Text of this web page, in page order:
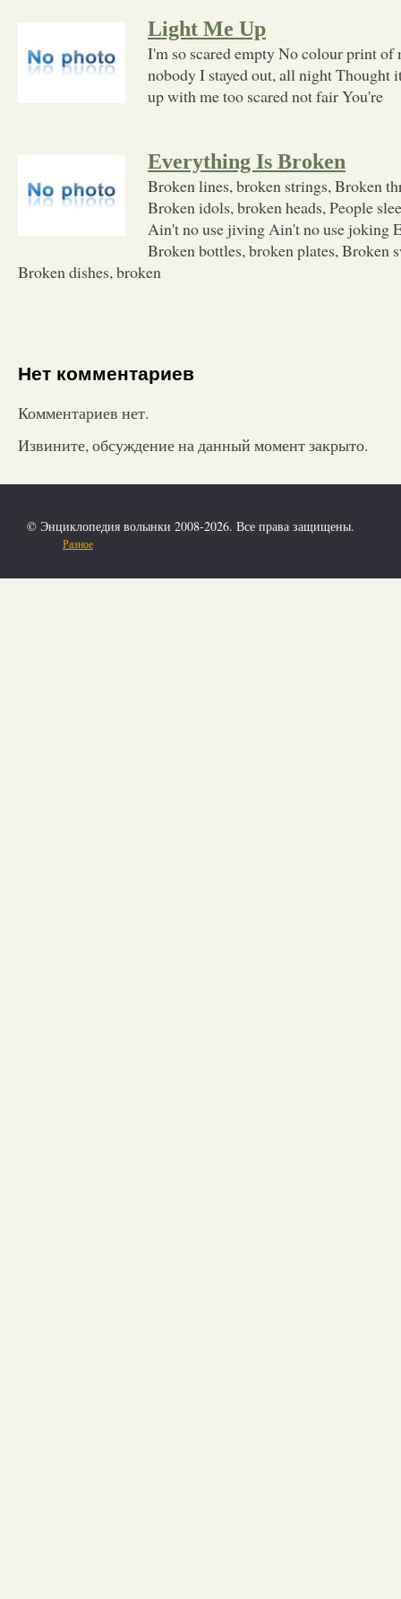
Light Me Up
I'm so scared empty No colour print of
nobody I stayed out, all night
up with me too scared not fair You're
Everything Is Broken
Broken lines, broken strings, Broken
Broken idols, broken heads, People
Ain't no use jiving Ain't no use joking
Broken bottles, broken plates, Broken
Broken dishes, broken
Нет комментариев
Комментариев нет.
Извините, обсуждение на данный момент закрыто.
© Энциклопедия волынки 2008-2026. Все права защищены.
Разное